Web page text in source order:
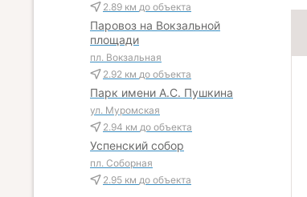
2.89 км до объекта
Паровоз на Вокзальной
площади
пл. Вокзальная
2.92 км до объекта
Парк имени А.С. Пушкина
ул. Муромская
2.94 км до объекта
Успенский собор
пл. Соборная
2.95 км до объекта